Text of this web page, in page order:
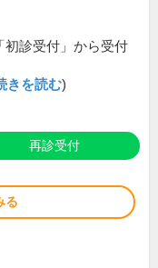
初診受付」から受付
きを読む)
再診受付
る